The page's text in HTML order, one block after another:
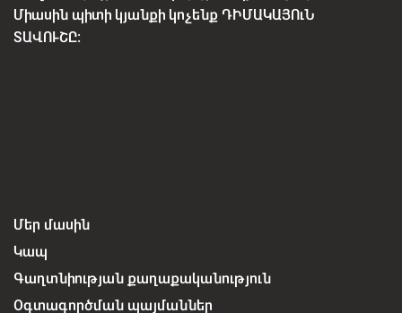
Միասին պիտի կյանքի կոչենք ԴԻՄԱԿԱՅՈւՆ
ՏԱՎՈՒՇԸ:
Մեր մասին
Կապ
Գաղտնիության քաղաքականություն
Օգտագործման պայմաններ